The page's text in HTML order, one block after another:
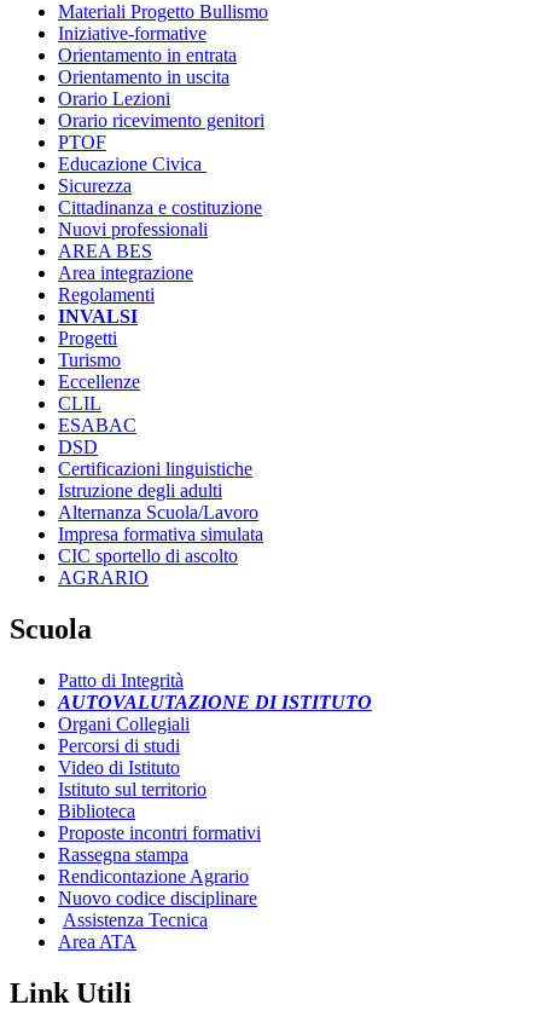
Materiali Progetto Bullismo
Iniziative-formative
Orientamento in entrata
Orientamento in uscita
Orario Lezioni
Orario ricevimento genitori
PTOF
Educazione Civica
Sicurezza
Cittadinanza e costituzione
Nuovi professionali
AREA BES
Area integrazione
Regolamenti
INVALSI
Progetti
Turismo
Eccellenze
CLIL
ESABAC
DSD
Certificazioni linguistiche
Istruzione degli adulti
Alternanza Scuola/Lavoro
Impresa formativa simulata
CIC sportello di ascolto
AGRARIO
Scuola
Patto di Integrità
AUTOVALUTAZIONE DI ISTITUTO
Organi Collegiali
Percorsi di studi
Video di Istituto
Istituto sul territorio
Biblioteca
Proposte incontri formativi
Rassegna stampa
Rendicontazione Agrario
Nuovo codice disciplinare
Assistenza Tecnica
Area ATA
Link Utili